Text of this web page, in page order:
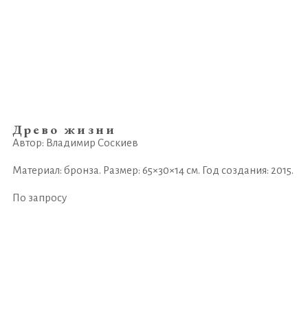
Древо жизни
Автор: Владимир Соскиев
Материал: бронза. Размер: 65×30×14 см. Год создания: 2015.
По запросу